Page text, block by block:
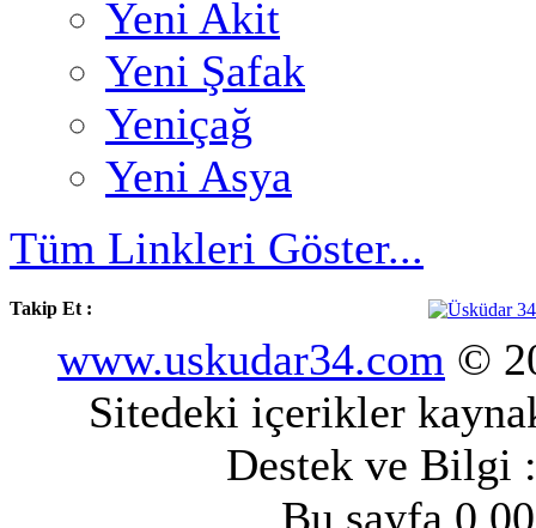
Yeni Akit
Yeni Şafak
Yeniçağ
Yeni Asya
Tüm Linkleri Göster...
Takip Et :
www.uskudar34.com ©
Sitedeki içerikler
Destek ve Bilgi
Bu sayfa